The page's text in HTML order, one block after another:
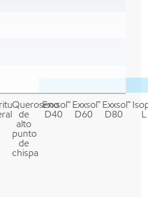
Queroseno
de
alto
punto
de
chispa
Exxsol™
D40
Exxsol™
D60
Exxsol™
D80 L